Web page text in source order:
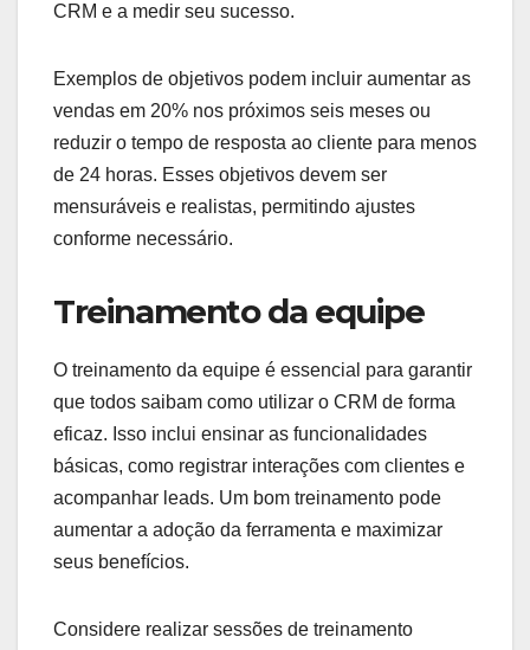
CRM e a medir seu sucesso.
Exemplos de objetivos podem incluir aumentar as
vendas em 20% nos próximos seis meses ou
reduzir o tempo de resposta ao cliente para menos
de 24 horas. Esses objetivos devem ser
mensuráveis e realistas, permitindo ajustes
conforme necessário.
Treinamento da equipe
O treinamento da equipe é essencial para garantir
que todos saibam como utilizar o CRM de forma
eficaz. Isso inclui ensinar as funcionalidades
básicas, como registrar interações com clientes e
acompanhar leads. Um bom treinamento pode
aumentar a adoção da ferramenta e maximizar
seus benefícios.
Considere realizar sessões de treinamento